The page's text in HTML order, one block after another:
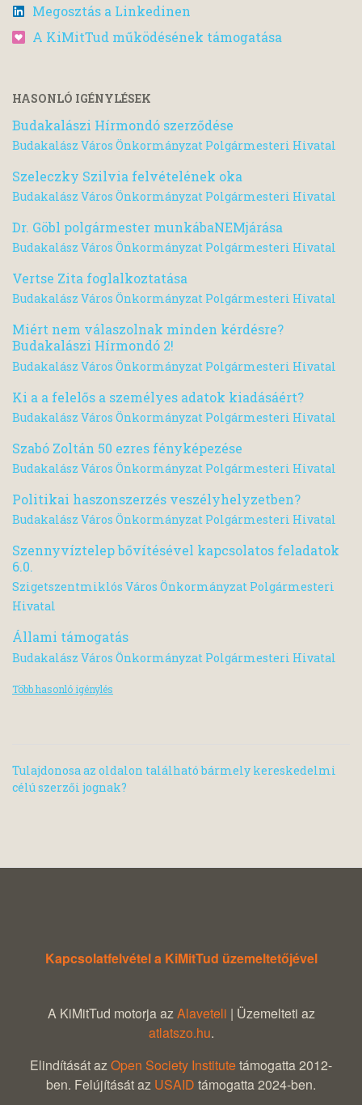
Megosztás a Linkedinen
A KiMitTud működésének támogatása
HASONLÓ IGÉNYLÉSEK
Budakalászi Hírmondó szerződése
Budakalász Város Önkormányzat Polgármesteri Hivatal
Szeleczky Szilvia felvételének oka
Budakalász Város Önkormányzat Polgármesteri Hivatal
Dr. Göbl polgármester munkábaNEMjárása
Budakalász Város Önkormányzat Polgármesteri Hivatal
Vertse Zita foglalkoztatása
Budakalász Város Önkormányzat Polgármesteri Hivatal
Miért nem válaszolnak minden kérdésre?
Budakalászi Hírmondó 2!
Budakalász Város Önkormányzat Polgármesteri Hivatal
Ki a a felelős a személyes adatok kiadásáért?
Budakalász Város Önkormányzat Polgármesteri Hivatal
Szabó Zoltán 50 ezres fényképezése
Budakalász Város Önkormányzat Polgármesteri Hivatal
Politikai haszonszerzés veszélyhelyzetben?
Budakalász Város Önkormányzat Polgármesteri Hivatal
Szennyvíztelep bővítésével kapcsolatos feladatok
6.0.
Szigetszentmiklós Város Önkormányzat Polgármesteri
Hivatal
Állami támogatás
Budakalász Város Önkormányzat Polgármesteri Hivatal
Több hasonló igénylés
Tulajdonosa az oldalon található bármely kereskedelmi
célú szerzői jognak?
Kapcsolatfelvétel a KiMitTud üzemeltetőjével
A KiMitTud motorja az Alaveteli | Üzemelteti az
atlatszo.hu.
Elindítását az Open Society Institutetámogatta 2012-
ben. Felújítását az USAID támogatta 2024-ben.